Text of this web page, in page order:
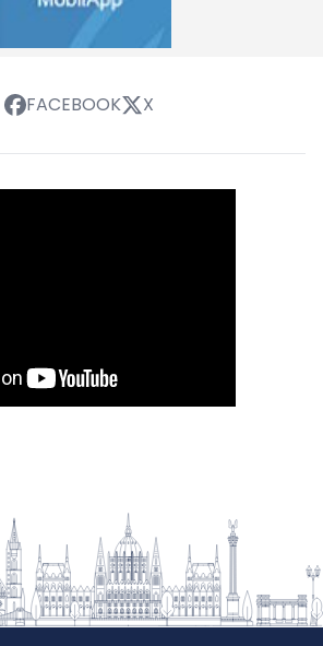
FACEBOOK X